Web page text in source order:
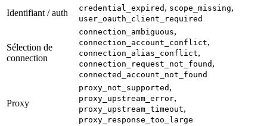
Identifiant / auth credential_expired , scope_missing,
user_oauth_client_required
Sélection de
connection
connection_ambiguous,
connection_account_conflict,
connection_alias_conflict,
connection_request_not_found ,
connected_account_not_found
Proxy
proxy_not_supported ,
proxy_upstream_error,
proxy_upstream_timeout,
proxy_response_too_large